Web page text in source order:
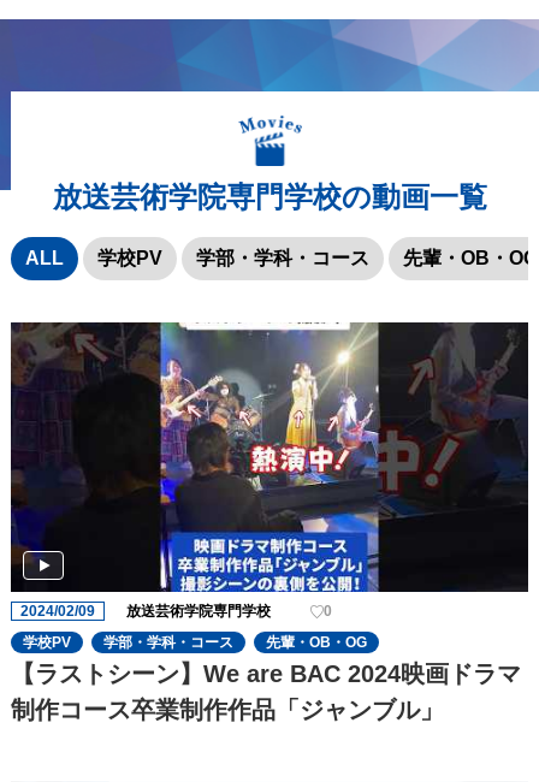
放送芸術学院専門学校の動画一覧
ALL 学校PV 学部・学科・コース 先輩・OB・OG
2024/02/09 放送芸術学院専門学校
0
学校PV
学部・学科・コース 先輩・OB・OG
【ラストシーン】We are BAC 2024映画ドラマ
制作コース卒業制作作品「ジャンブル」